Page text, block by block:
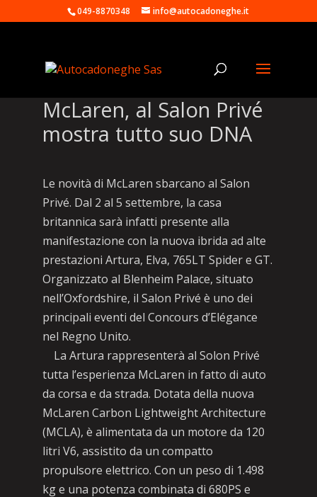
049-8870348 info@autocadoneghe.it
McLaren, al Salon Privé
mostra tutto suo DNA
Le novità di McLaren sbarcano al Salon
Privé. Dal 2 al 5 settembre, la casa
britannica sarà infatti presente alla
manifestazione con la nuova ibrida ad alte
prestazioni Artura, Elva, 765LT Spider e GT.
Organizzato al Blenheim Palace, situato
nell’Oxfordshire, il Salon Privé è uno dei
principali eventi del Concours d’Elégance
nel Regno Unito.
La Artura rappresenterà al Solon Privé
tutta l’esperienza McLaren in fatto di auto
da corsa e da strada. Dotata della nuova
McLaren Carbon Lightweight Architecture
(MCLA), è alimentata da un motore da 120
litri V6, assistito da un compatto
propulsore elettrico. Con un peso di 1.498
kg e una potenza combinata di 680PS e